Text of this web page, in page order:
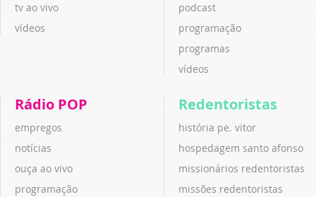
tv ao vivo
vídeos
podcast
programação
programas
vídeos
Rádio POP
empregos
notícias
ouça ao vivo
programação
Redentoristas
história pe. vitor
hospedagem santo afonso
missionários redentoristas
missões redentoristas